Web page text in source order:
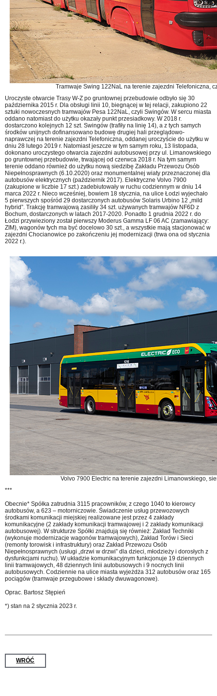
Tramwaje Swing 122NaL na terenie zajezdni Telefoniczna,
Uroczyste otwarcie Trasy W-Z po gruntownej przebudowie odbyło się 30
października 2015 r. Dla obsługi linii 10, biegnącej w tej relacji, zakupiono 22
sztuki nowoczesnych tramwajów Pesa 122NaL, czyli Swingów. W sercu miasta
oddano natomiast do użytku okazały punkt przesiadkowy. W 2018 r.
dostarczono kolejnych 12 szt. Swingów (trafiły na linię 14), a z tych samych
środków unijnych dofinansowano budowę drugiej hali przeglądowo-
naprawczej na terenie zajezdni Telefoniczna, oddanej uroczyście do użytku w
dniu 28 lutego 2019 r. Natomiast jeszcze w tym samym roku, 13 listopada,
dokonano uroczystego otwarcia zajezdni autobusowej przy ul. Limanowskiego
po gruntownej przebudowie, trwającej od czerwca 2018 r. Na tym samym
terenie oddano również do użytku nową siedzibę Zakładu Przewozu Osób
Niepełnosprawnych (6.10.2020) oraz monumentalnej wiaty przeznaczonej dla
autobusów elektrycznych (październik 2017). Elektryczne Volvo 7900
(zakupione w liczbie 17 szt.) zadebiutowały w ruchu codziennym w dniu 14
marca 2022 r. Nieco wcześniej, bowiem 18 stycznia, na ulice Łodzi wyjechało
5 pierwszych spośród 29 dostarczonych autobusów Solaris Urbino 12 „mild
hybrid”. Trakcję tramwajową zasiliły 34 szt. używanych tramwajów NF6D z
Bochum, dostarczonych w latach 2017-2020. Ponadto 1 grudnia 2022 r. do
Łodzi przywieziony został pierwszy Moderus Gamma LF 06 AC (zamawiający:
ZIM), wagonów tych ma być docelowo 30 szt., a wszystkie mają stacjonować w
zajezdni Chocianowice po zakończeniu jej modernizacji (trwa ona od stycznia
2022 r.).
Volvo 7900 Electric na terenie zajezdni Limanowskiego,
***
Obecnie* Spółka zatrudnia 3115 pracowników, z czego 1040 to kierowcy
autobusów, a 623 – motorniczowie. Świadczenie usług przewozowych
środkami komunikacji miejskiej realizowane jest przez 4 zakłady
komunikacyjne (2 zakłady komunikacji tramwajowej i 2 zakłady komunikacji
autobusowej). W strukturze Spółki znajdują się również: Zakład Techniki
(wykonuje modernizacje wagonów tramwajowych), Zakład Torów i Sieci
(remonty torowisk i infrastruktury) oraz Zakład Przewozu Osób
Niepełnosprawnych (usługi „drzwi w drzwi” dla dzieci, młodzieży i dorosłych z
dysfunkcjami ruchu). W układzie komunikacyjnym funkcjonuje 19 dziennych
linii tramwajowych, 48 dziennych linii autobusowych i 9 nocnych linii
autobusowych. Codziennie na ulice miasta wyjeżdża 312 autobusów oraz 165
pociągów (tramwaje przegubowe i składy dwuwagonowe).
Oprac. Bartosz Stępień
*) stan na 2 stycznia 2023 r.
WRÓĆ